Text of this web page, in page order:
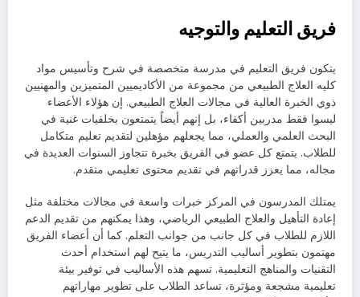
فريق التعليم والتوجيه
يتكون فريق التعليم في مدرسة متخصصة في شرح وتأسيس مواد
كليه العلاج الطبيعي من مجموعة من الأكاديميين المتميزين والمهنيين
ذوي الخبرة العالية في مجالات العلاج الطبيعي. إن هؤلاء الأعضاء
ليسوا فقط مدربين أكفاء، بل إنهم أيضاً يتمتعون بخلفيات غنية في
البحث العلمي والعملي، مما يجعلهم مؤهلين لتقديم تعليم متكامل
للطلاب. يتمتع كل عضو في الفريق بخبرة تتجاوز السنوات العديدة في
مجاله، مما يعزز قدراتهم في تقديم محتوى تعليمي متقدم.
يمتلك المدرسون في المركز خبرات واسعة في مجالات مختلفة مثل
إعادة التأهيل والعلاج الطبيعي الرياضي، وهذا يمكنهم من تقديم الدعم
اللازم للطلاب في كل جانب من جوانب التعلم. كما أن أعضاء الفريق
مهتمون بتطوير أساليب التدريس، ما يتيح لهم استخدام أحدث
التقنيات والمناهج التعليمية. تسهم هذه الأساليب في توفير بيئة
تعليمية مشجعة ومؤثرة، تساعد الطلاب على تطوير مهاراتهم